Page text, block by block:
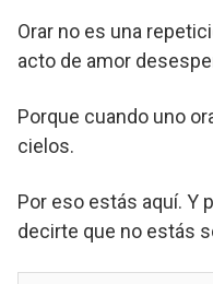
Orar no es una
acto de amor
Porque cuando uno
cielos.
Por eso estás aquí. Y
decirte que no estás